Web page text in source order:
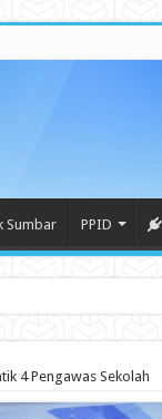
Sumbar PPID
4 Pengawas Sekolah